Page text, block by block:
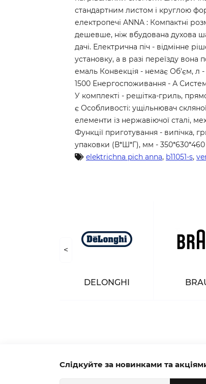
стандартним листом і круглою
електропечі ANNA : Компактні
дешевше, ніж вбудована духова
дачі. Електрична піч - відмінне
установку, а в разі переїзду
емаль Конвекція - немає Об'єм, л -
1500 Енергоcпоживання - А
У комплекті - решітка-гриль,
є Особливості: ущільнювач
елементи із нержавіючої сталі,
Функції приготування - випічка,
упаковки (В*Ш*Г), мм - 350*630*460
elektrichna pich anna, b11051-s,
<
DELONGHI
Слідкуйте за новинками та